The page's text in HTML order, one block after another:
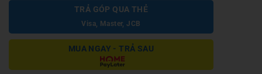
TRẢ GÓP QUA THẺ
Visa, Master, JCB
MUA NGAY - TRẢ SAU